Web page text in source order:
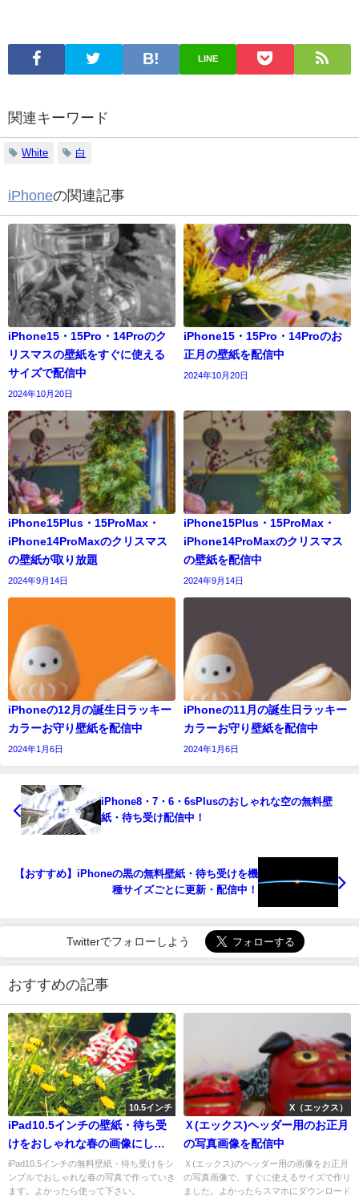
LINE
関連キーワード
White 白
iPhoneの関連記事
iPhone15・15Pro・14Proのク
リスマスの壁紙をすぐに使える
サイズで配信中
2024年10月20日
iPhone15・15Pro・14Proのお
正月の壁紙を配信中
2024年10月20日
iPhone15Plus・15ProMax・
iPhone14ProMaxのクリスマス
の壁紙が取り放題
2024年9月14日
iPhone15Plus・15ProMax・
iPhone14ProMaxのクリスマス
の壁紙を配信中
2024年9月14日
iPhoneの12月の誕生日ラッキー
カラーお守り壁紙を配信中
2024年1月6日
iPhoneの11月の誕生日ラッキー
カラーお守り壁紙を配信中
2024年1月6日
iPhone8・7・6・6sPlusのおしゃれな空の無料壁
紙・待ち受け配信中！
【おすすめ】iPhoneの黒の無料壁紙・待ち受けを機
種サイズごとに更新・配信中！
Twitterでフォローしよう
おすすめの記事
10.5インチ
iPad10.5インチの壁紙・待ち受
けをおしゃれな春の画像にしよ
う
iPad10.5インチの無料壁紙・待ち受けをシ
ンプルでおしゃれな春の写真で作っていき
ます。よかったら使って下さい。
X（エックス）
Ｘ(エックス)ヘッダー用のお正月
の写真画像を配信中
Ｘ(エックス)のヘッダー用の画像をお正月
の写真画像で、すぐに使えるサイズで作り
ました。よかったらスマホにダウンロード